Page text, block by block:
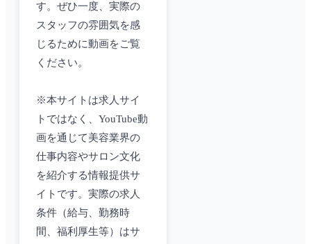
す。ぜひ一度、実際の
スタッフの雰囲気を感
じるために動画をご覧
ください。
※本サイトは求人サイ
トではなく、YouTube動
画を通じて美容業界の
仕事内容やサロン文化
を紹介する情報提供サ
イトです。実際の求人
条件（給与、勤務時
間、福利厚生等）はサ